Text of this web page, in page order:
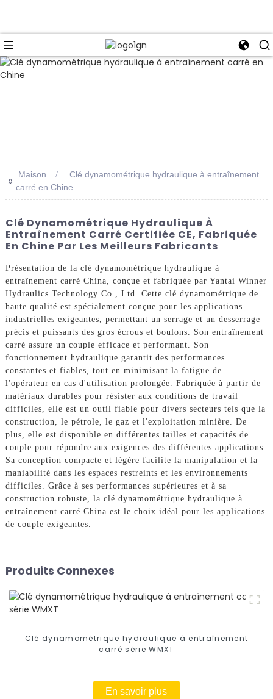
>> Maison
Clé dynamométrique hydraulique à entraînement
carré en Chine
Clé Dynamométrique Hydraulique À
Entraînement Carré Certifiée CE, Fabriquée
En Chine Par Les Meilleurs Fabricants
Présentation de la clé dynamométrique hydraulique à
entraînement carré China, conçue et fabriquée par Yantai Winner
Hydraulics Technology Co., Ltd. Cette clé dynamométrique de
haute qualité est spécialement conçue pour les applications
industrielles exigeantes, permettant un serrage et un desserrage
précis et puissants des gros écrous et boulons. Son entraînement
carré assure un couple efficace et performant. Son
fonctionnement hydraulique garantit des performances
constantes et fiables, tout en minimisant la fatigue de
l'opérateur en cas d'utilisation prolongée. Fabriquée à partir de
matériaux durables pour résister aux conditions de travail
difficiles, elle est un outil fiable pour divers secteurs tels que la
construction, le pétrole, le gaz et l'exploitation minière. De
plus, elle est disponible en différentes tailles et capacités de
couple pour répondre aux exigences des différentes applications.
Sa conception compacte et légère facilite la manipulation et la
maniabilité dans les espaces restreints et les environnements
difficiles. Grâce à ses performances supérieures et à sa
construction robuste, la clé dynamométrique hydraulique à
entraînement carré China est le choix idéal pour les applications
de couple exigeantes.
Produits Connexes
Clé dynamométrique hydraulique à entraînement
carré série WMXT
En savoir plus